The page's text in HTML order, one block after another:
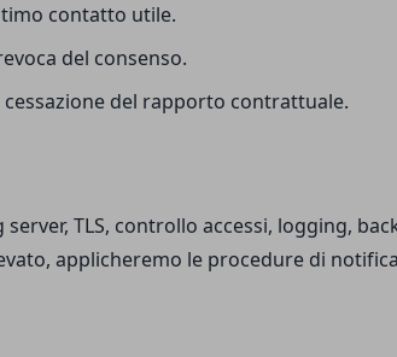
contatto utile.
del consenso.
del rapporto contrattuale.
TLS, controllo accessi, logging,
applicheremo le procedure di